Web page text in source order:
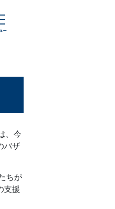
、今
バザ
ちが
支援